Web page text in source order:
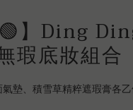
🟢】Ding
瑕底妝組合
墊、積雪草精粹遮瑕膏各